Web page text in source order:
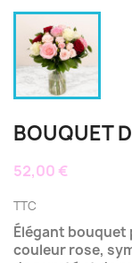
BOUQUET
52,00 €
TTC
Élégant bouquet
couleur rose,